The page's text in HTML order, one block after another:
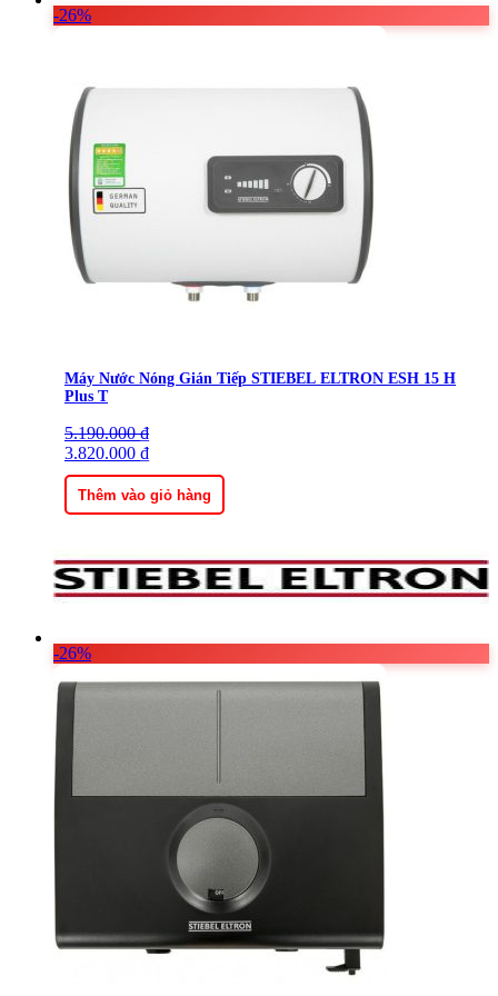
-26%
Máy Nước Nóng Gián Tiếp STIEBEL ELTRON ESH 15 H
Plus T
5.190.000₫
Giá
gốc
là:
5.190.000 ₫.
3.820.000 ₫
Giá
hiện
tại
là:
3.820.000 ₫.
Thêm vào giỏ hàng
-26%